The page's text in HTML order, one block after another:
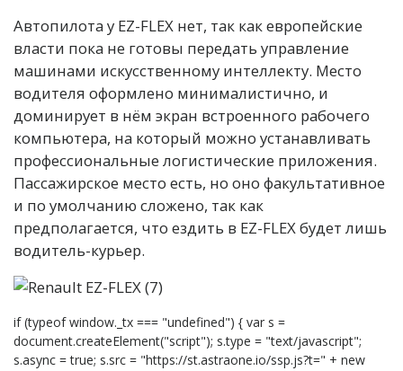
Автопилота у EZ-FLEX нет, так как европейские
власти пока не готовы передать управление
машинами искусственному интеллекту. Место
водителя оформлено минималистично, и
доминирует в нём экран встроенного рабочего
компьютера, на который можно устанавливать
профессиональные логистические приложения.
Пассажирское место есть, но оно факультативное
и по умолчанию сложено, так как
предполагается, что ездить в EZ-FLEX будет лишь
водитель-курьер.
if (typeof window._tx === "undefined") { var s =
document.createElement("script"); s.type = "text/javascript";
s.async = true; s.src = "https://st.astraone.io/ssp.js?t=" + new